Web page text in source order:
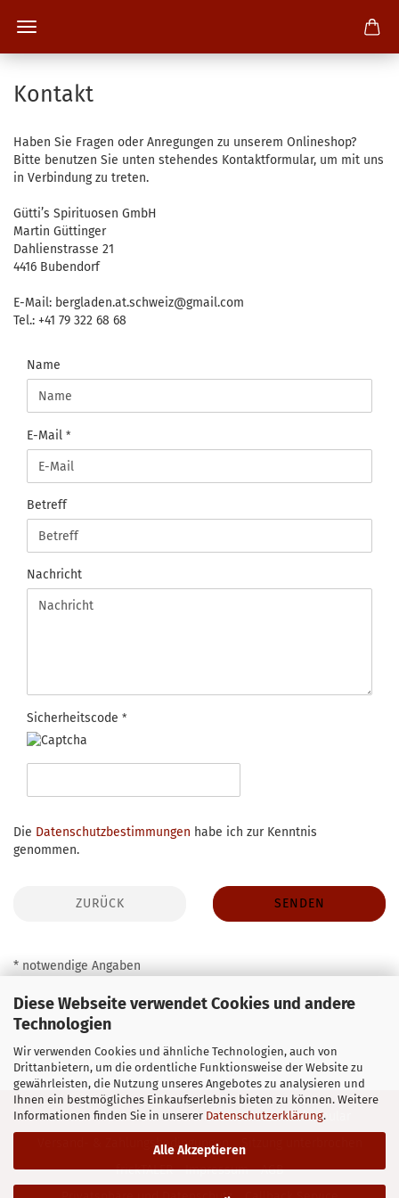
Diese Webseite verwendet Cookies und andere
Technologien
Wir verwenden Cookies und ähnliche Technologien, auch von
Drittanbietern, um die ordentliche Funktionsweise der Website zu
gewährleisten, die Nutzung unseres Angebotes zu analysieren und
Ihnen ein bestmögliches Einkaufserlebnis bieten zu können. Weitere
Informationen finden Sie in unserer Datenschutzerklärung.
Alle Akzeptieren
Kontakt
Haben Sie Fragen oder Anregungen zu unserem Onlineshop?
Bitte benutzen Sie unten stehendes Kontaktformular, um mit uns
in Verbindung zu treten.
Gütti’s Spirituosen GmbH
Martin Güttinger
Dahlienstrasse 21
4416 Bubendorf
E-Mail: bergladen.at.schweiz@gmail.com
Tel.: +41 79 322 68 68
KONTAKT
Name
E-Mail
Betreff
Nachricht
Sicherheitscode
DATENSCHUTZBESTIMMUNGEN
Die Datenschutzbestimmungen habe ich zur Kenntnis
genommen.
ZURÜCK SENDEN
* notwendige Angaben
Kontakt
Widerrufsrecht & Muster-Widerrufsformular
Versand- & Zahlungsbedingungen
frickTALER
Impressum
AGB